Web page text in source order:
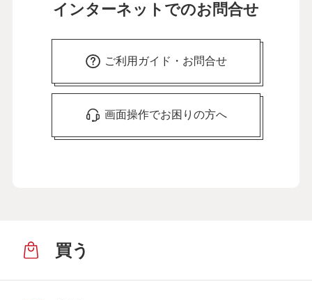
インターネットでのお問合せ
ご利用ガイド・お問合せ
画面操作でお困りの方へ
買う